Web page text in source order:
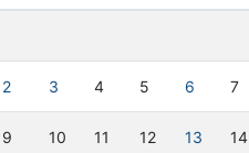
2 3 4 5 6 7
9 10 11 12 13 14